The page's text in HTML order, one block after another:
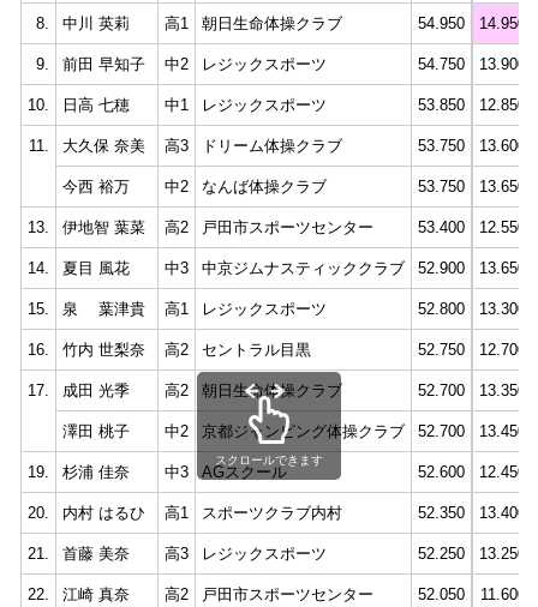
8. 中川 英莉 高1 朝日生命体操クラブ 54.950 14.950
9. 前田 早知子 中2 レジックスポーツ 54.750 13.900
10. 日高 七穂 中1 レジックスポーツ 53.850 12.850
11. 大久保 奈美 高3 ドリーム体操クラブ 53.750 13.600
今西 裕万 中2 なんば体操クラブ 53.750 13.650
13. 伊地智 葉菜 高2 戸田市スポーツセンター 53.400 12.550
14. 夏目 風花 中3 中京ジムナスティッククラブ 52.900 13.650
15. 泉 葉津貴 高1 レジックスポーツ 52.800 13.300
16. 竹内 世梨奈 高2 セントラル目黒 52.750 12.700
17. 成田 光季 高2 朝日生命体操クラブ 52.700 13.350
澤田 桃子 中2 京都ジャンピング体操クラブ 52.700 13.450
19. 杉浦 佳奈 中3 AGスクール 52.600 12.450
20. 内村 はるひ 高1 スポーツクラブ内村 52.350 13.400
21. 首藤 美奈 高3 レジックスポーツ 52.250 13.250
22. 江崎 真奈 高2 戸田市スポーツセンター 52.050 11.600
スクロールできます